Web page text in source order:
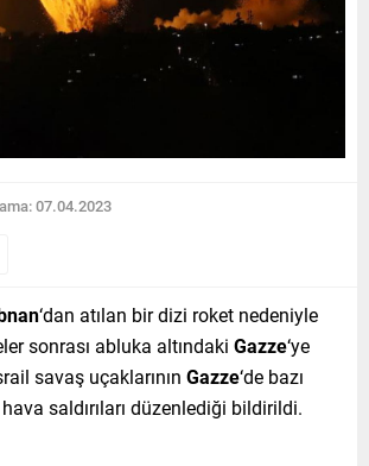
07.04.2023
‘dan atılan bir dizi roket nedeniyle
sonrası abluka altındaki Gazze‘ye
savaş uçaklarının Gazze‘de bazı
saldırıları düzenlediği bildirildi.